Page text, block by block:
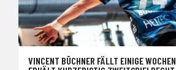
VINCENT BÜCHNER FÄLLT EINIGE